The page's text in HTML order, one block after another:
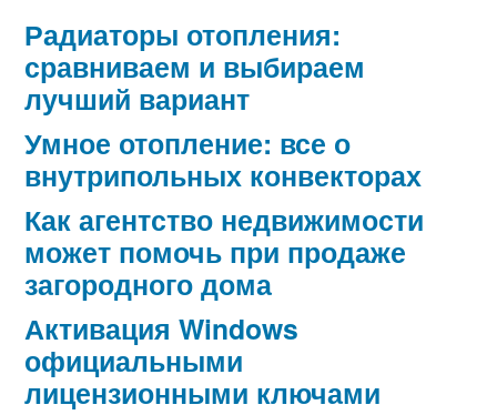
Радиаторы отопления:
сравниваем и выбираем
лучший вариант
Умное отопление: все о
внутрипольных конвекторах
Как агентство недвижимости
может помочь при продаже
загородного дома
Активация Windows
официальными
лицензионными ключами